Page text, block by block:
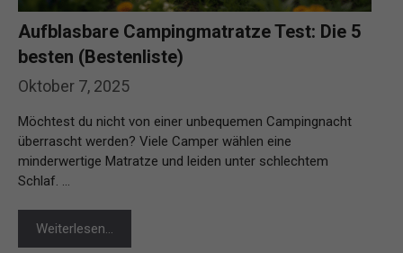
Oktober 7, 2025
Aufblasbare Campingmatratze Test: Die 5
besten (Bestenliste)
Möchtest du nicht von einer unbequemen Campingnacht
überrascht werden? Viele Camper wählen eine
minderwertige Matratze und leiden unter schlechtem
Schlaf. …
Weiterlesen…